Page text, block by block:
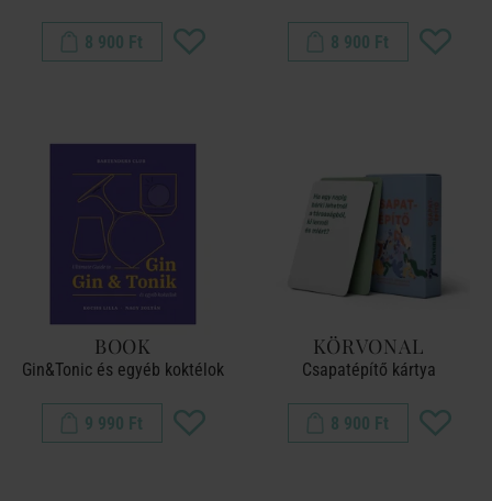
8 900 Ft 8 900 Ft
BOOK
Gin&Tonic és egyéb koktélok
9 990 Ft
KÖRVONAL
Csapatépítő kártya
8 900 Ft